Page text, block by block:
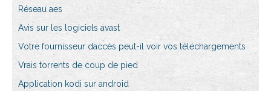
Réseau aes
Avis sur les logiciels avast
Votre fournisseur daccès peut-il voir vos téléchargements
Vrais torrents de coup de pied
Application kodi sur android